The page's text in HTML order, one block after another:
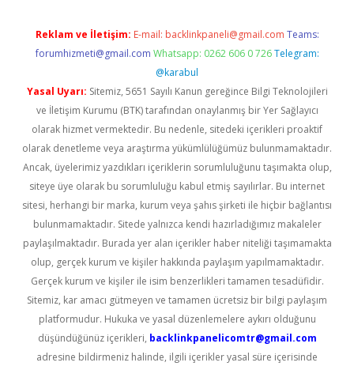
Reklam ve İletişim: E-mail: backlinkpaneli@gmail.com Teams:
forumhizmeti@gmail.com Whatsapp: 0262 606 0 726 Telegram:
@karabul
Yasal Uyarı: Sitemiz, 5651 Sayılı Kanun gereğince Bilgi Teknolojileri
ve İletişim Kurumu (BTK) tarafından onaylanmış bir Yer Sağlayıcı
olarak hizmet vermektedir. Bu nedenle, sitedeki içerikleri proaktif
olarak denetleme veya araştırma yükümlülüğümüz bulunmamaktadır.
Ancak, üyelerimiz yazdıkları içeriklerin sorumluluğunu taşımakta olup,
siteye üye olarak bu sorumluluğu kabul etmiş sayılırlar. Bu internet
sitesi, herhangi bir marka, kurum veya şahıs şirketi ile hiçbir bağlantısı
bulunmamaktadır. Sitede yalnızca kendi hazırladığımız makaleler
paylaşılmaktadır. Burada yer alan içerikler haber niteliği taşımamakta
olup, gerçek kurum ve kişiler hakkında paylaşım yapılmamaktadır.
Gerçek kurum ve kişiler ile isim benzerlikleri tamamen tesadüfidir.
Sitemiz, kar amacı gütmeyen ve tamamen ücretsiz bir bilgi paylaşım
platformudur. Hukuka ve yasal düzenlemelere aykırı olduğunu
düşündüğünüz içerikleri, backlinkpanelicomtr@gmail.com
adresine bildirmeniz halinde, ilgili içerikler yasal süre içerisinde